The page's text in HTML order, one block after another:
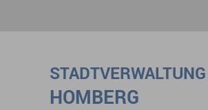
STADTVERWALTUNG
HOMBERG